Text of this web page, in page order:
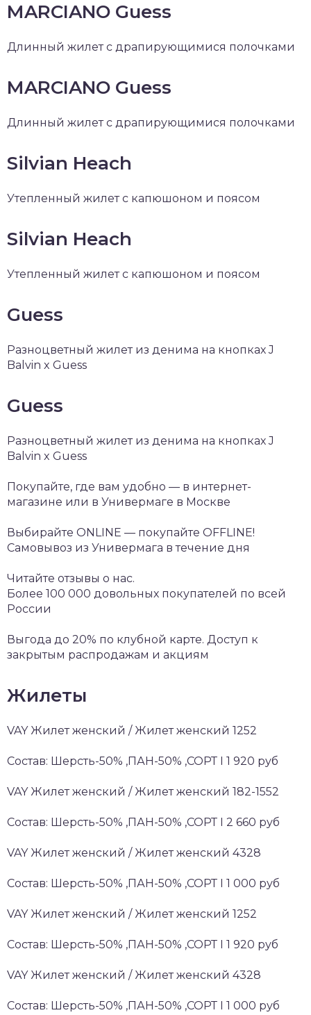
MARCIANO Guess
Длинный жилет с драпирующимися полочками
MARCIANO Guess
Длинный жилет с драпирующимися полочками
Silvian Heach
Утепленный жилет с капюшоном и поясом
Silvian Heach
Утепленный жилет с капюшоном и поясом
Guess
Разноцветный жилет из денима на кнопках J
Balvin x Guess
Guess
Разноцветный жилет из денима на кнопках J
Balvin x Guess
Покупайте, где вам удобно — в интернет-
магазине или в Универмаге в Москве
Выбирайте ONLINE — покупайте OFFLINE!
Самовывоз из Универмага в течение дня
Читайте отзывы о нас.
Более 100 000 довольных покупателей по всей
России
Выгода до 20% по клубной карте. Доступ к
закрытым распродажам и акциям
Жилеты
VAY Жилет женский / Жилет женский 1252
Состав: Шерсть-50% ,ПАН-50% ,СОРТ I 1 920 руб
VAY Жилет женский / Жилет женский 182-1552
Состав: Шерсть-50% ,ПАН-50% ,СОРТ I 2 660 руб
VAY Жилет женский / Жилет женский 4328
Состав: Шерсть-50% ,ПАН-50% ,СОРТ I 1 000 руб
VAY Жилет женский / Жилет женский 1252
Состав: Шерсть-50% ,ПАН-50% ,СОРТ I 1 920 руб
VAY Жилет женский / Жилет женский 4328
Состав: Шерсть-50% ,ПАН-50% ,СОРТ I 1 000 руб